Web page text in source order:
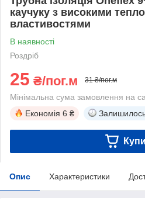
каучуку з високими
властивостями
В наявності
Роздріб
25 ₴/пог.м 31 ₴/пог.м
Мінімальна сума замовлення на
Економія 6 ₴
Опис Характеристики